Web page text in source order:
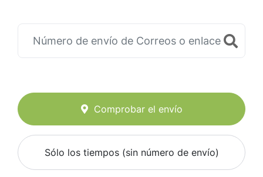
Comprobar el envío
Sólo los tiempos (sin número de envío)